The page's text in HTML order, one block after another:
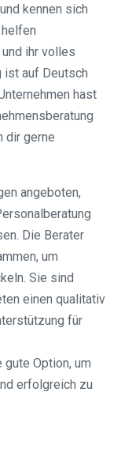
kennen sich
ihr volles
ist auf Deutsch
hast
dir gerne
angeboten,
Die Berater
um
Sie sind
einen qualitativ
für
gute Option, um
erfolgreich zu